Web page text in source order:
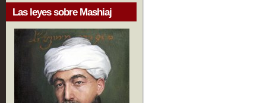
Las leyes sobre Mashiaj